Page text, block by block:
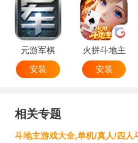
元游军棋
安装
火拼斗地主
安装
相关专题
斗地主游戏大全,单机/真人/四人